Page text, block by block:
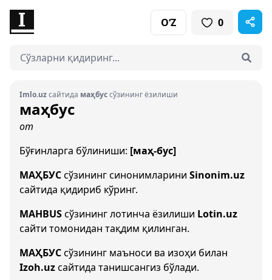
O‘Z 0
Imlo.uzсайтида маҳбуссўзининг ёзилиши
маҳбус
от
Бўғинларга бўлиниши: [маҳ-бус]
МАҲБУСсўзининг синонимларини Sinonim.uz
сайтида қидириб кўринг.
MAHBUSсўзининг лотинча ёзилиши Lotin.uz
сайти томонидан тақдим қилинган.
МАҲБУСсўзининг маъноси ва изоҳи билан
Izoh.uzсайтида танишсангиз бўлади.